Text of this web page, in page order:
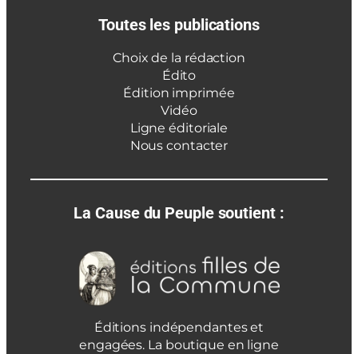
Toutes les publications
Choix de la rédaction
Édito
Édition imprimée
Vidéo
Ligne éditoriale
Nous contacter
La Cause du Peuple soutient :
Éditions indépendantes et
engagées. La boutique en ligne